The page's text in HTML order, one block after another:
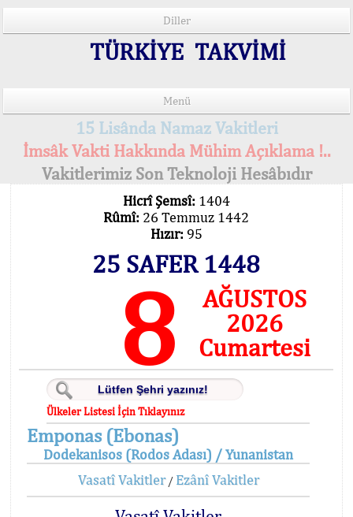
Diller
TÜRKİYE TAKVİMİ
Menü
15 Lisânda Namaz Vakitleri
İmsâk Vakti Hakkında Mühim Açıklama !..
Vakitlerimiz Son Teknoloji Hesâbıdır
Hicrî Şemsî: 1404
Rûmî: 26 Temmuz 1442
Hızır: 95
25 SAFER 1448
8
AĞUSTOS
2026
Cumartesi
Ülkeler Listesi İçin Tıklayınız
Emponas (Ebonas)
Dodekanisos (Rodos Adası) / Yunanistan
Vasatî Vakitler/ Ezânî Vakitler